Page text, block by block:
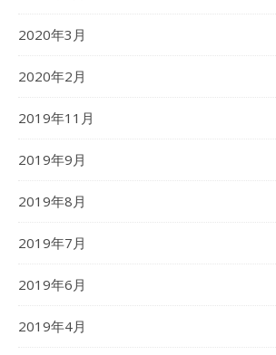
2020年3月
2020年2月
2019年11月
2019年9月
2019年8月
2019年7月
2019年6月
2019年4月